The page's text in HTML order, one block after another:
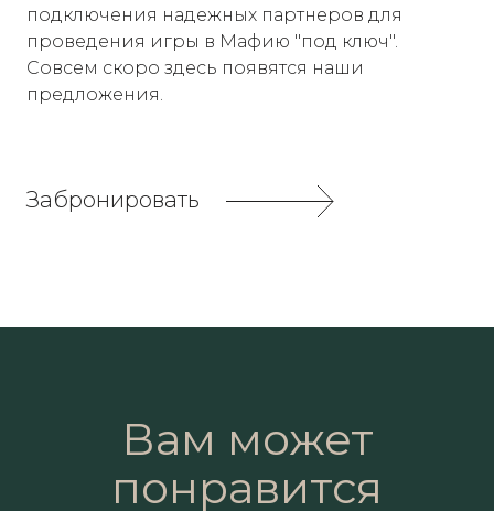
подключения надежных партнеров для
проведения игры в Мафию "под ключ".
Совсем скоро здесь появятся наши
предложения.
Забронировать
Вам может
понравится